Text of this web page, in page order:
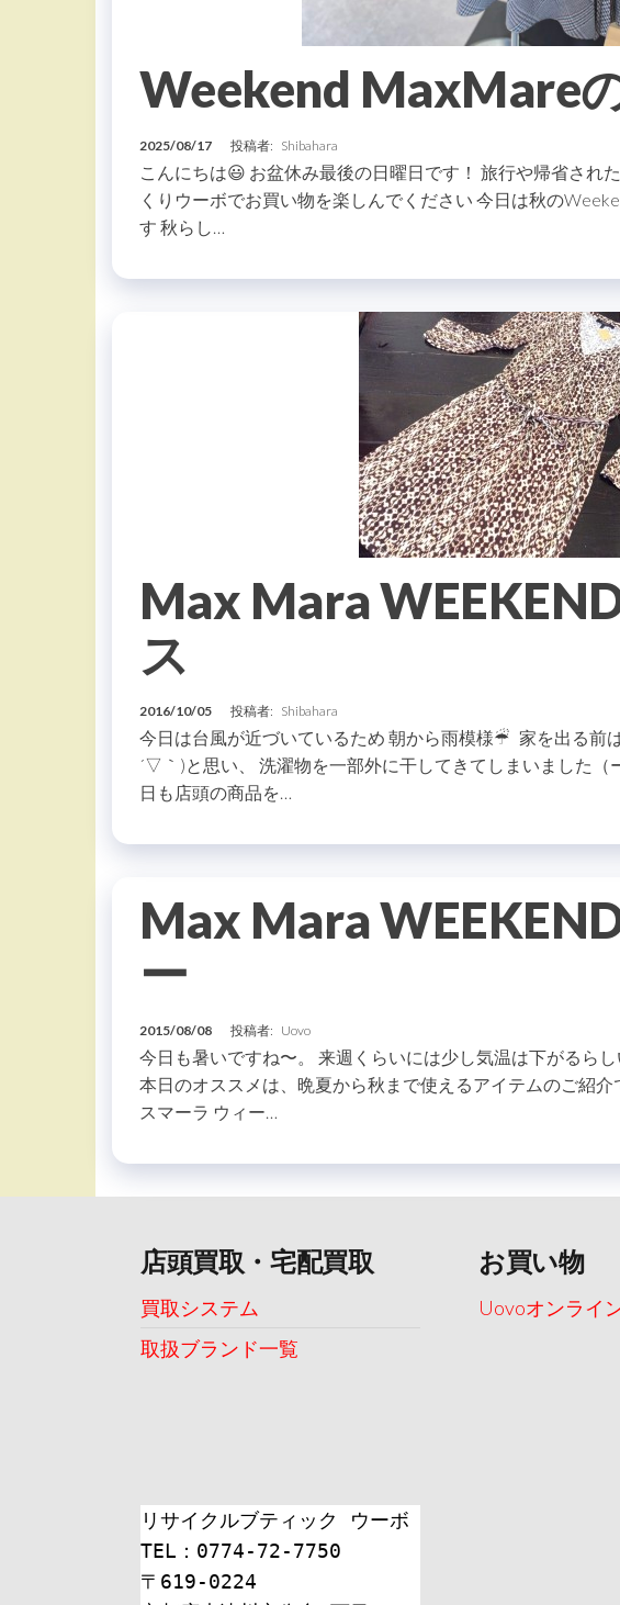
Weekend MaxMare
2025/08/17 投稿者: Shibahara
こんにちは😃 お盆休み最後の日曜日です！ 旅行や帰省され
くりウーボでお買い物を楽しんでください 今日は秋の
す 秋らし…
Max Mara
ス
2016/10/05 投稿者: Shibahara
今日は台風が近づいているため 朝から雨模様☔︎ 家を出る前
´▽｀)と思い、 洗濯物を一部外に干してきてしまいました（
日も店頭の商品を…
Max Mara
ー
2015/08/08 投稿者: Uovo
今日も暑いですね〜。 来週くらいには少し気温は下がるら
本日のオススメは、晩夏から秋まで使えるアイテムのご紹介
スマーラ ウィー…
店頭買取・宅配買取
買取システム
取扱ブランド一覧
お買い物
Uovoオンライ
リサイクルブティック ウーボ
TEL：0774-72-7750
〒619-0224